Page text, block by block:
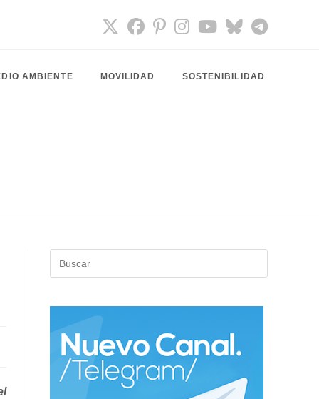
AMBIENTE MOVILIDAD SOSTENIBILIDAD
Escape